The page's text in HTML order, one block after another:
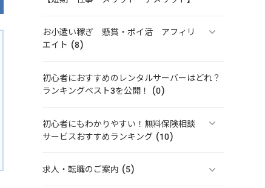
お小遣い稼ぎ 懸賞・ポイ活 アフィリ
エイト (8)
初心者におすすめのレンタルサーバーはどれ？
ランキングベスト3を公開！ (0)
初心者にもわかりやすい！無料保険相談
サービスおすすめランキング (10)
求人・転職のご案内 (5)